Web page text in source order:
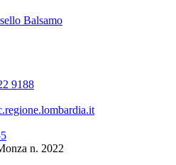
Balsamo
9188
n. 2022